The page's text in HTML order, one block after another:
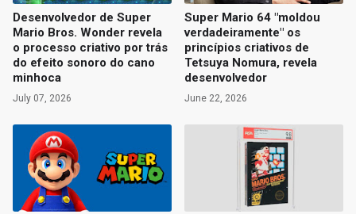
Desenvolvedor de Super
Mario Bros. Wonder revela
o processo criativo por trás
do efeito sonoro do cano
minhoca
July 07, 2026
Super Mario 64 "moldou
verdadeiramente" os
princípios criativos de
Tetsuya Nomura, revela
desenvolvedor
June 22, 2026